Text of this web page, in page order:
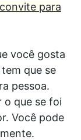
para
você gosta
que se
pessoa.
o que se foi
Você pode